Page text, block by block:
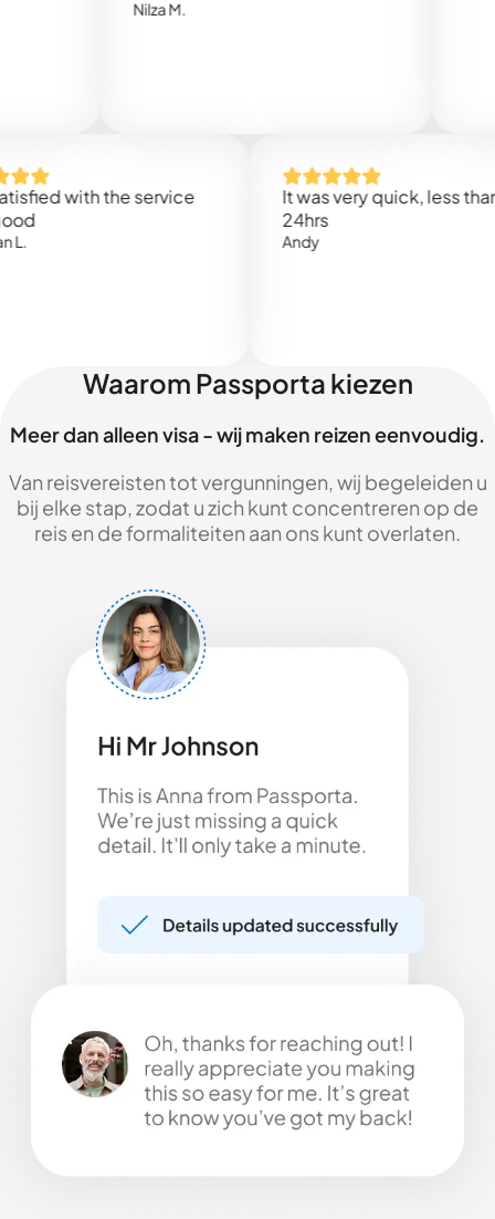
with the service
It was very quick, less than
Waarom Passporta kiezen
Meer dan alleen visa - wij maken reizen eenvoudig.
Van reisvereisten tot vergunningen, wij begeleiden u
bij elke stap, zodat u zich kunt concentreren op de
reis en de formaliteiten aan ons kunt overlaten.